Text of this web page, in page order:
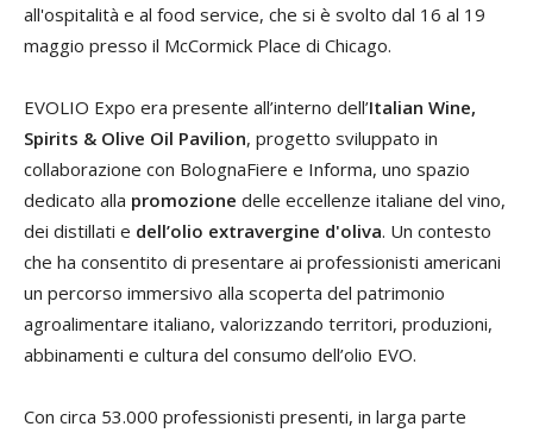
all'ospitalità e al food service, che si è svolto dal 16 al 19
maggio presso il McCormick Place di Chicago.
EVOLIO Expo era presente all’interno dell’Italian Wine,
Spirits & Olive Oil Pavilion, progetto sviluppato in
collaborazione con BolognaFiere e Informa, uno spazio
dedicato alla promozione delle eccellenze italiane del vino,
dei distillati e dell’olio extravergine d'oliva. Un contesto
che ha consentito di presentare ai professionisti americani
un percorso immersivo alla scoperta del patrimonio
agroalimentare italiano, valorizzando territori, produzioni,
abbinamenti e cultura del consumo dell’olio EVO.
Con circa 53.000 professionisti presenti, in larga parte